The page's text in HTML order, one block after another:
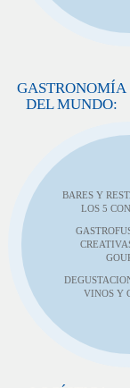
GASTRONOMÍA
DEL MUNDO:
BARES Y
LOS 5
VINOS Y